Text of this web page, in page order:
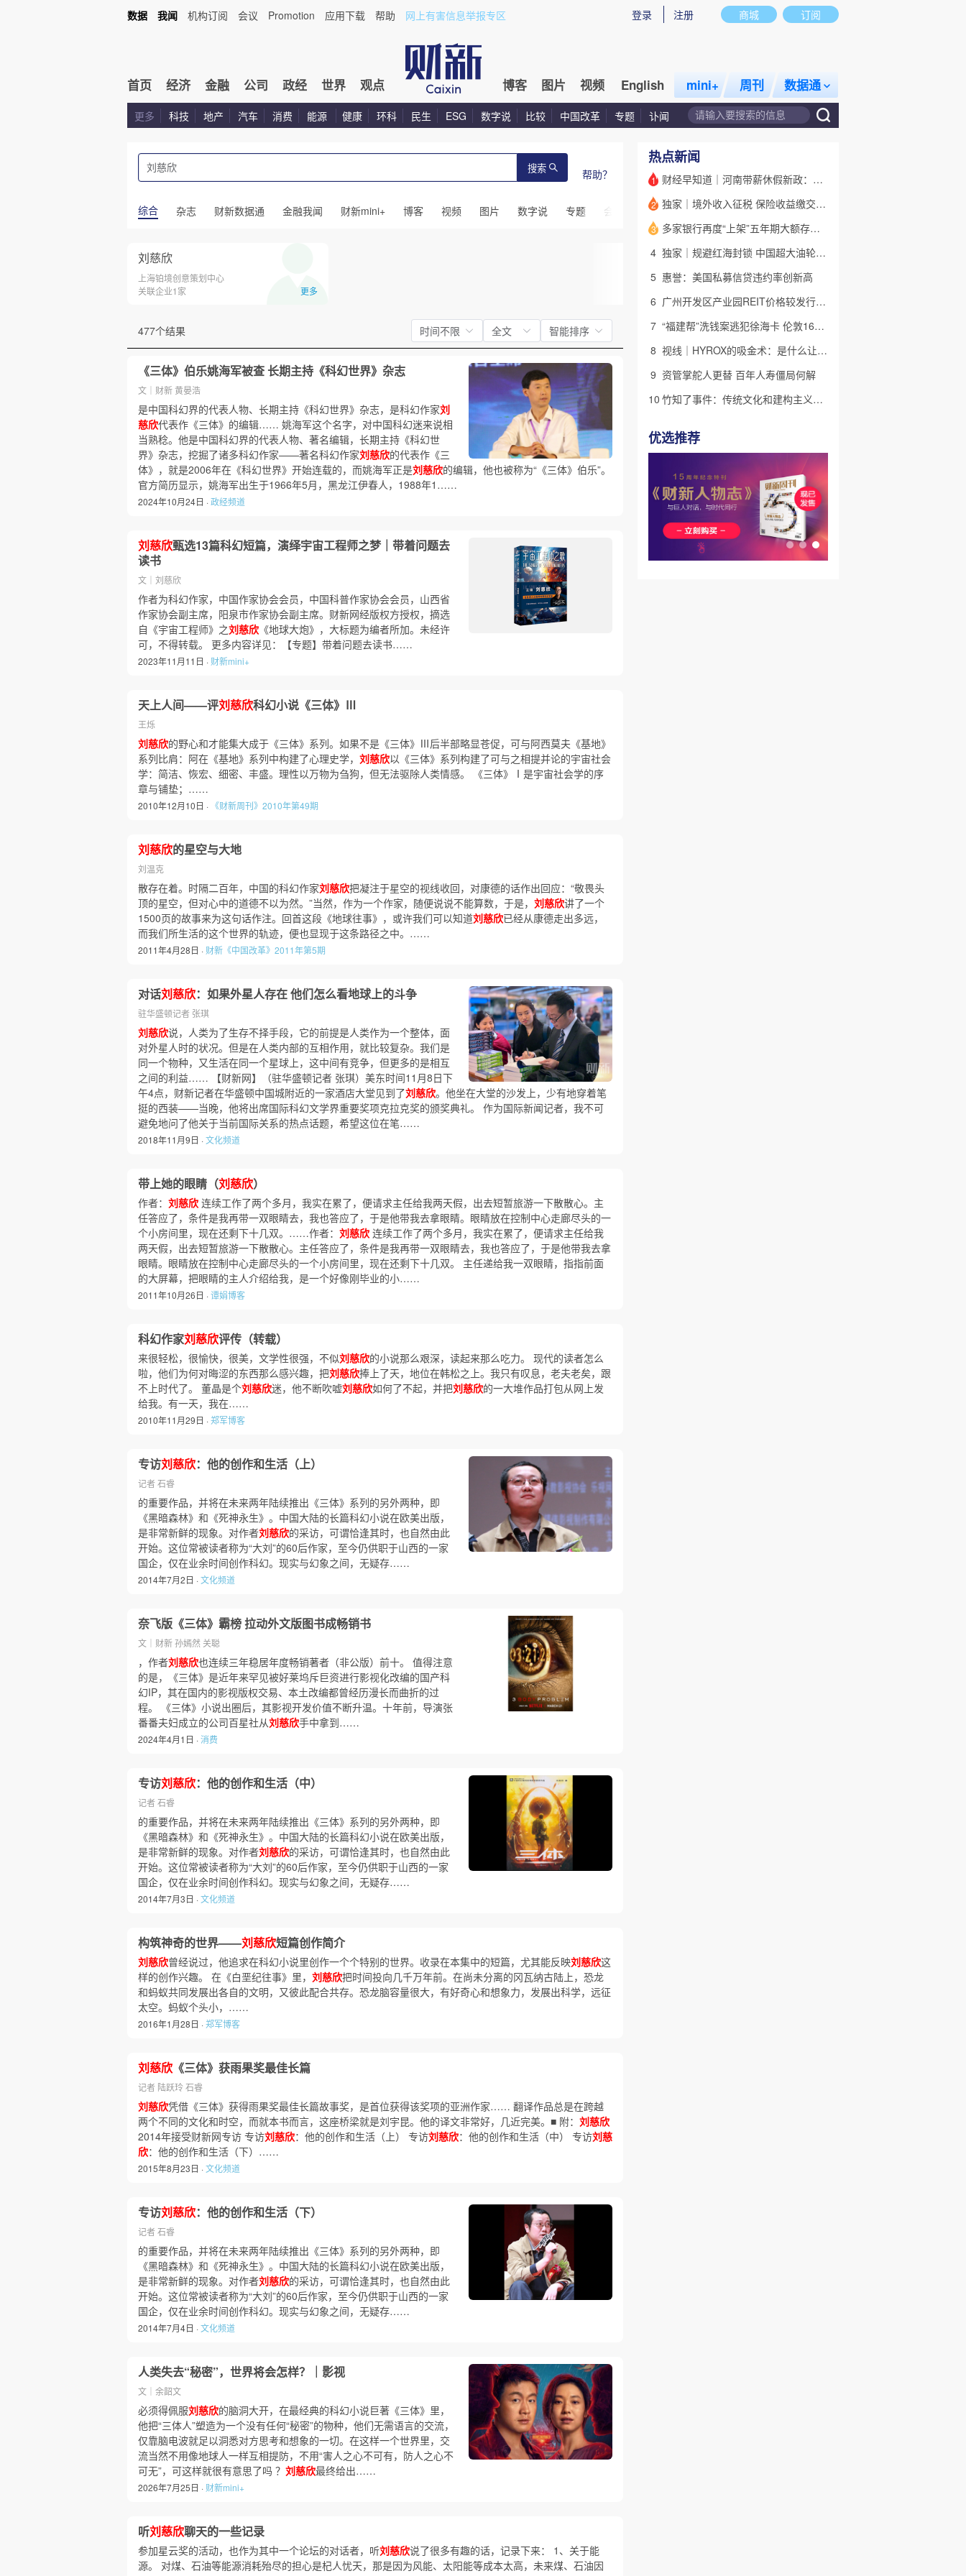
商城 订阅
登录 注册
数据 我闻 机构订阅 会议 Promotion 应用下载 帮助 网上有害信息举报专区
首页 经济 金融 公司 政经 世界 观点 博客 图片 视频 English mini+ 周刊 数据通
更多 科技 地产 汽车 消费 能源 健康 环科 民生 ESG 数字说 比较 中国改革 专题 讣闻
搜索 帮助？
综合 杂志 财新数据通 金融我闻 财新mini+ 博客 视频 图片 数字说 专题 会议 话题 特别呈现 私房课
刘慈欣
上海铂境创意策划中心
关联企业1家
更多
477个结果 时间不限 全文 智能排序
《三体》伯乐姚海军被查 长期主持《科幻世界》杂志
文｜财新 黄晏浩
是中国科幻界的代表人物、长期主持《科幻世界》杂志，是科幻作家刘
慈欣代表作《三体》的编辑…… 姚海军这个名字，对中国科幻迷来说相
当熟稔。他是中国科幻界的代表人物、著名编辑，长期主持《科幻世
界》杂志，挖掘了诸多科幻作家——著名科幻作家刘慈欣的代表作《三
体》，就是2006年在《科幻世界》开始连载的，而姚海军正是刘慈欣的编辑，他也被称为“《三体》伯乐”。
官方简历显示，姚海军出生于1966年5月，黑龙江伊春人，1988年1……
2024年10月24日 ·政经频道
刘慈欣甄选13篇科幻短篇，演绎宇宙工程师之梦｜带着问题去
读书
文｜刘慈欣
作者为科幻作家，中国作家协会会员，中国科普作家协会会员，山西省
作家协会副主席，阳泉市作家协会副主席。财新网经版权方授权，摘选
自《宇宙工程师》之刘慈欣 《地球大炮》，大标题为编者所加。未经许
可，不得转载。 更多内容详见：【专题】带着问题去读书……
2023年11月11日 · 财新mini+
天上人间——评刘慈欣科幻小说《三体》Ⅲ
王烁
刘慈欣的野心和才能集大成于《三体》系列。如果不是《三体》Ⅲ后半部略显苍促，可与阿西莫夫《基地》
系列比肩：阿在《基地》系列中构建了心理史学， 刘慈欣以《三体》系列构建了可与之相提并论的宇宙社会
学：简洁、恢宏、细密、丰盛。理性以万物为刍狗，但无法驱除人类情感。 《三体》Ⅰ是宇宙社会学的序
章与铺垫；……
2010年12月10日 · 《财新周刊》2010年第49期
刘慈欣的星空与大地
刘温克
散存在着。时隔二百年，中国的科幻作家刘慈欣把凝注于星空的视线收回，对康德的话作出回应：“敬畏头
顶的星空，但对心中的道德不以为然。”当然，作为一个作家，随便说说不能算数，于是， 刘慈欣讲了一个
1500页的故事来为这句话作注。回首这段《地球往事》，或许我们可以知道刘慈欣已经从康德走出多远，
而我们所生活的这个世界的轨迹，便也显现于这条路径之中。……
2011年4月28日 · 财新《中国改革》2011年第5期
对话刘慈欣：如果外星人存在 他们怎么看地球上的斗争
驻华盛顿记者 张琪
刘慈欣说，人类为了生存不择手段，它的前提是人类作为一个整体，面
对外星人时的状况。但是在人类内部的互相作用，就比较复杂。我们是
同一个物种，又生活在同一个星球上，这中间有竞争，但更多的是相互
之间的利益…… 【财新网】（驻华盛顿记者 张琪）美东时间11月8日下
午4点，财新记者在华盛顿中国城附近的一家酒店大堂见到了刘慈欣。他坐在大堂的沙发上，少有地穿着笔
挺的西装——当晚，他将出席国际科幻文学界重要奖项克拉克奖的颁奖典礼。 作为国际新闻记者，我不可
避免地问了他关于当前国际关系的热点话题，希望这位在笔……
2018年11月9日 ·文化频道
带上她的眼睛（刘慈欣）
作者： 刘慈欣 连续工作了两个多月，我实在累了，便请求主任给我两天假，出去短暂旅游一下散散心。主
任答应了，条件是我再带一双眼睛去，我也答应了，于是他带我去拿眼睛。眼睛放在控制中心走廊尽头的一
个小房间里，现在还剩下十几双。……作者： 刘慈欣 连续工作了两个多月，我实在累了，便请求主任给我
两天假，出去短暂旅游一下散散心。主任答应了，条件是我再带一双眼睛去，我也答应了，于是他带我去拿
眼睛。眼睛放在控制中心走廊尽头的一个小房间里，现在还剩下十几双。 主任递给我一双眼睛，指指前面
的大屏幕，把眼睛的主人介绍给我，是一个好像刚毕业的小……
2011年10月26日 ·谭娟博客
科幻作家刘慈欣评传（转载）
来很轻松，很愉快，很美，文学性很强，不似刘慈欣的小说那么艰深，读起来那么吃力。 现代的读者怎么
啦，他们为何对晦涩的东西那么感兴趣，把刘慈欣捧上了天，地位在韩松之上。我只有叹息，老夫老矣，跟
不上时代了。 董晶是个刘慈欣迷，他不断吹嘘刘慈欣如何了不起，并把刘慈欣的一大堆作品打包从网上发
给我。有一天，我在……
2010年11月29日 ·郑军博客
专访刘慈欣：他的创作和生活（上）
记者 石睿
的重要作品，并将在未来两年陆续推出《三体》系列的另外两种，即
《黑暗森林》和《死神永生》。中国大陆的长篇科幻小说在欧美出版，
是非常新鲜的现象。对作者刘慈欣的采访，可谓恰逢其时，也自然由此
开始。这位常被读者称为“大刘”的60后作家，至今仍供职于山西的一家
国企，仅在业余时间创作科幻。现实与幻象之间，无疑存……
2014年7月2日 ·文化频道
奈飞版《三体》霸榜 拉动外文版图书成畅销书
文｜财新 孙嫣然 关聪
，作者刘慈欣也连续三年稳居年度畅销著者（非公版）前十。 值得注意
的是，《三体》是近年来罕见被好莱坞斥巨资进行影视化改编的国产科
幻IP，其在国内的影视版权交易、本土改编都曾经历漫长而曲折的过
程。 《三体》小说出圈后，其影视开发价值不断升温。十年前，导演张
番番夫妇成立的公司百星社从刘慈欣手中拿到……
2024年4月1日 ·消费
专访刘慈欣：他的创作和生活（中）
记者 石睿
的重要作品，并将在未来两年陆续推出《三体》系列的另外两种，即
《黑暗森林》和《死神永生》。中国大陆的长篇科幻小说在欧美出版，
是非常新鲜的现象。对作者刘慈欣的采访，可谓恰逢其时，也自然由此
开始。这位常被读者称为“大刘”的60后作家，至今仍供职于山西的一家
国企，仅在业余时间创作科幻。现实与幻象之间，无疑存……
2014年7月3日 ·文化频道
构筑神奇的世界——刘慈欣短篇创作简介
刘慈欣曾经说过，他追求在科幻小说里创作一个个特别的世界。收录在本集中的短篇，尤其能反映刘慈欣这
样的创作兴趣。 在《白垩纪往事》里， 刘慈欣把时间投向几千万年前。在尚未分离的冈瓦纳古陆上，恐龙
和蚂蚁共同发展出各自的文明，又彼此配合共存。恐龙脑容量很大，有好奇心和想象力，发展出科学，远征
太空。蚂蚁个头小，……
2016年1月28日 ·郑军博客
刘慈欣 《三体》获雨果奖最佳长篇
记者 陆跃玲 石睿
刘慈欣凭借《三体》获得雨果奖最佳长篇故事奖，是首位获得该奖项的亚洲作家…… 翻译作品总是在跨越
两个不同的文化和时空，而就本书而言，这座桥梁就是刘宇昆。他的译文非常好，几近完美。■ 附： 刘慈欣
2014年接受财新网专访 专访刘慈欣：他的创作和生活（上） 专访刘慈欣：他的创作和生活（中） 专访刘慈
欣：他的创作和生活（下）……
2015年8月23日 ·文化频道
专访刘慈欣：他的创作和生活（下）
记者 石睿
的重要作品，并将在未来两年陆续推出《三体》系列的另外两种，即
《黑暗森林》和《死神永生》。中国大陆的长篇科幻小说在欧美出版，
是非常新鲜的现象。对作者刘慈欣的采访，可谓恰逢其时，也自然由此
开始。这位常被读者称为“大刘”的60后作家，至今仍供职于山西的一家
国企，仅在业余时间创作科幻。现实与幻象之间，无疑存……
2014年7月4日 ·文化频道
人类失去“秘密”，世界将会怎样？｜影视
文｜余韶文
必须得佩服刘慈欣的脑洞大开，在最经典的科幻小说巨著《三体》里，
他把“三体人”塑造为一个没有任何“秘密”的物种，他们无需语言的交流，
仅靠脑电波就足以洞悉对方思考和想象的一切。在这样一个世界里，交
流当然不用像地球人一样互相提防，不用“害人之心不可有，防人之心不
可无”，可这样就很有意思了吗 ？ 刘慈欣最终给出……
2026年7月25日 · 财新mini+
听刘慈欣聊天的一些记录
参加星云奖的活动，也作为其中一个论坛的对话者，听刘慈欣说了很多有趣的话，记录下来： 1、关于能
源。 对煤、石油等能源消耗殆尽的担心是杞人忧天，那是因为风能、太阳能等成本太高，未来煤、石油因
热点新闻
1 财经早知道｜河南带薪休假新政：领导干部带头，全员应休尽休
2 独家｜境外收入征税 保险收益缴交已启动(含视频)
3
多家银行再度“上架”五年期大额存单 有何考量？(含视频)
4
独家｜规避红海封锁 中国超大油轮停靠埃及绕行非洲
5 惠誉：美国私募信贷违约率创新高
6
广州开发区产业园REIT价格较发行价“腰斩” 底层资产出租率降至67%
7
“福建帮”洗钱案逃犯徐海卡 伦敦16套房拟被英国没收(含视频)
8
视线｜HYROX的吸金术：是什么让中产们甘心“花钱找虐”？
9 资管掌舵人更替 百年人寿僵局何解
10
竹知了事件：传统文化和建构主义迷思
优选推荐